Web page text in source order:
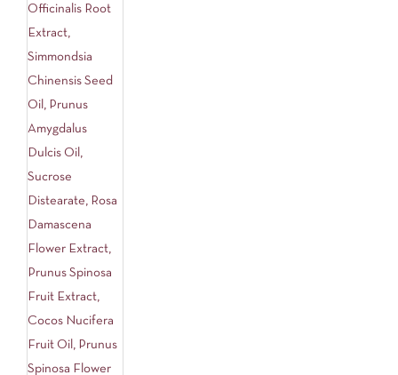
Officinalis Root
Extract,
Simmondsia
Chinensis Seed
Oil, Prunus
Amygdalus
Dulcis Oil,
Sucrose
Distearate, Rosa
Damascena
Flower Extract,
Prunus Spinosa
Fruit Extract,
Cocos Nucifera
Fruit Oil, Prunus
Spinosa Flower